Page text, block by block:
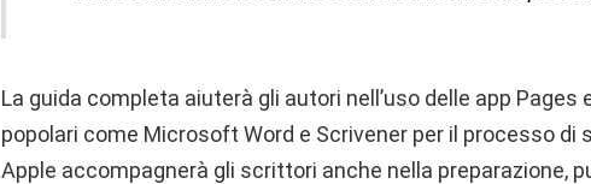
La guida completa aiuterà gli autori nell’uso delle app Pages
popolari come Microsoft Word e Scrivener per il processo di
Apple accompagnerà gli scrittori anche nella preparazione,